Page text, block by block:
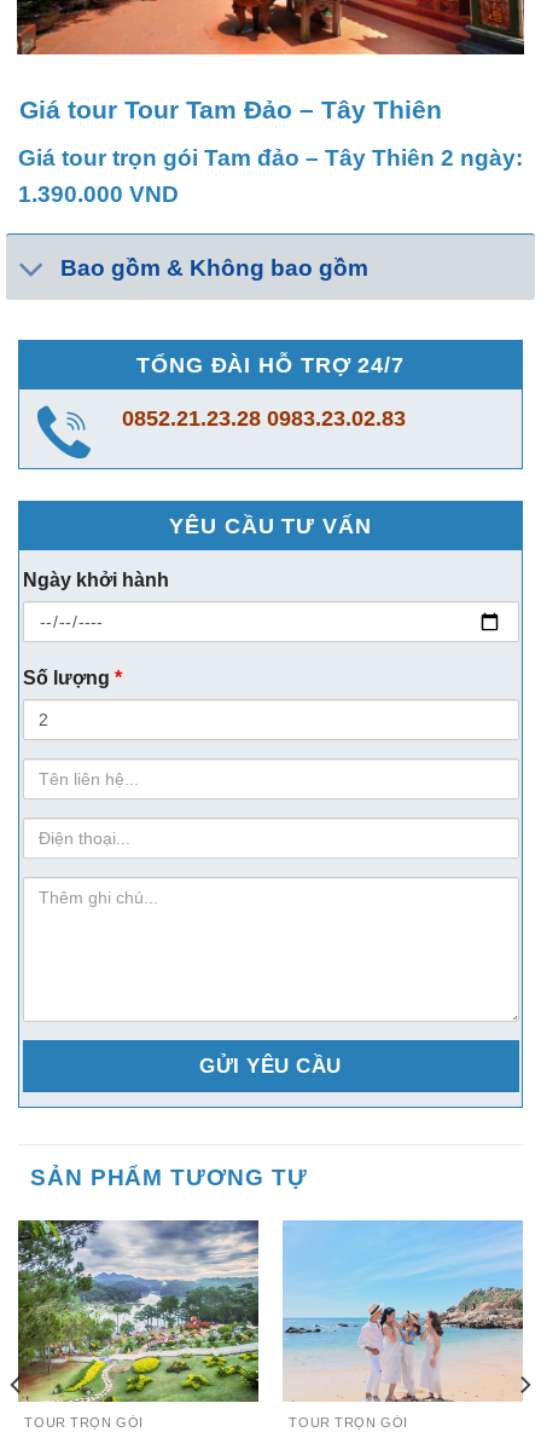
Giá tour Tour Tam Đảo – Tây Thiên
Giá tour trọn gói Tam đảo – Tây Thiên 2 ngày:
1.390.000 VND
Bao gồm & Không bao gồm
TỔNG ĐÀI HỖ TRỢ 24/7
0852.21.23.28 0983.23.02.83
YÊU CẦU TƯ VẤN
Ngày khởi hành
Số lượng *
Họ
Tên
sdt
ghi-
SẢN PHẨM TƯƠNG TỰ
TOUR TRỌN GÓI TOUR TRỌN GÓI